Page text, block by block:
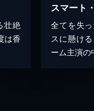
壮絶
は香
スマート
全てを失
スに懸け
ーム主演の